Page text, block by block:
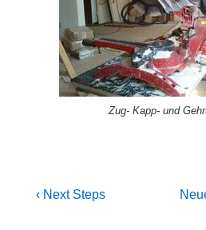
Zug- Kapp- und
Previous
‹ Next Steps
Next